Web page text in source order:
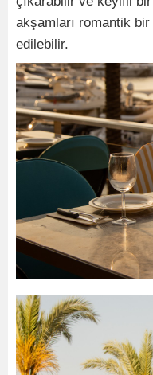
akşamları romantik
edilebilir.